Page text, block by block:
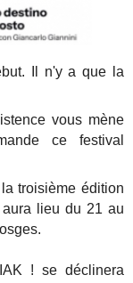
Il n'y a que la
vous mène
ce festival
troisième édition
lieu du 21 au
! se déclinera